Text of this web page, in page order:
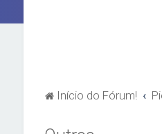
Início do Fórum!